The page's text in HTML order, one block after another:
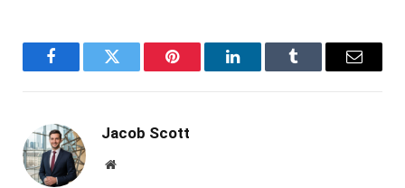
FacebookTwitter Pinterest LinkedInTumblr Email
Jacob Scott
Website